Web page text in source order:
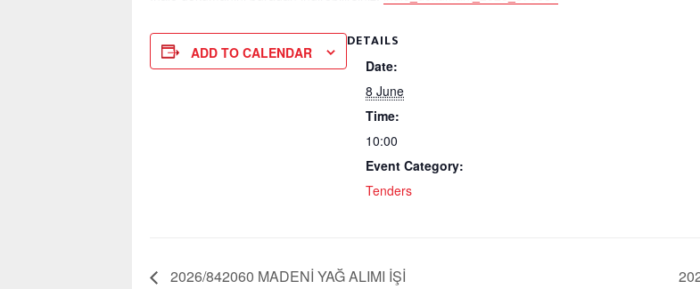
ADD TO CALENDAR
DETAILS
Date:
8 June
Time:
10:00
Event Category:
Tenders
2026/842060 MADENİ YAĞ ALIMI İŞİ